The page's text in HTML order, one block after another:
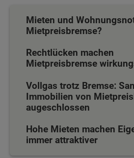
Mieten und
Mietpreisbremse?
Rechtlücken machen
Mietpreisbremse
Vollgas trotz Bremse:
Immobilien von
augeschlossen
Hohe Mieten machen
immer attraktiver